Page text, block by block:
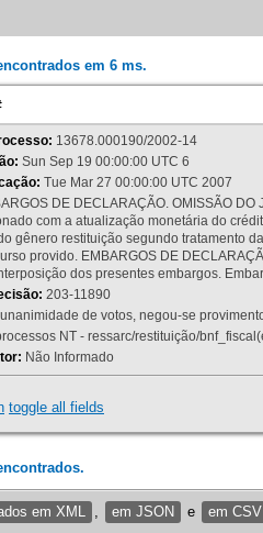
em 6 ms.
13678.000190/2002-14
Sun Sep 19 00:00:00 UTC 6
Tue Mar 27 00:00:00 UTC 2007
DE DECLARAÇÃO. OMISSÃO
com a atualização monetária do
gênero restituição segundo tratamento
provido. EMBARGOS DE
dos presentes embargos.
203-11890
de votos, negou-se
NT - ressarc/restituição/
Não Informado
toggle all fields
em XML em JSON e em CSV